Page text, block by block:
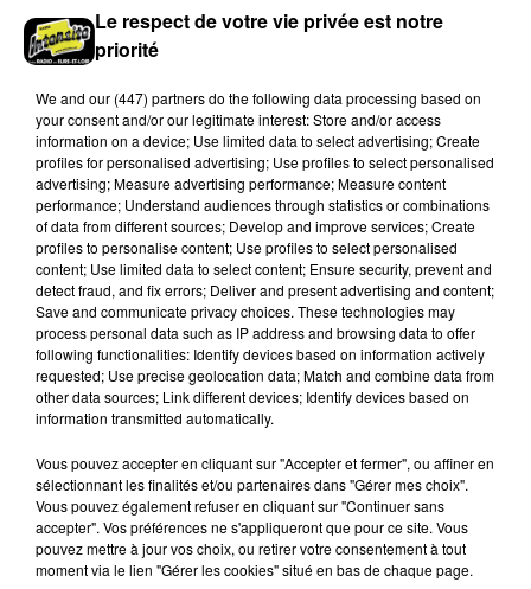
Samedi 25 juillet, plus d'une dizaine de feux de
champs et de sous-bois ont été déclenchés dans le
Grâce...
A LA UNE Voir plus
Loir-et-Cher : un pyromane interpellé grâce
au sang-froid des...
Samedi 25 juillet, plus d'une dizaine de feux de
champs et de sous-bois ont été déclenchés dans le
Le respect de votre vie privée est notre
priorité
We and our (447) partnersdo the following data processing based on
your consent and/or our legitimate interest: Store and/or access
information on a device; Use limited data to select advertising; Create
profiles for personalised advertising; Use profiles to select personalised
advertising; Measure advertising performance; Measure content
performance; Understand audiences through statistics or combinations
of data from different sources; Develop and improve services; Create
profiles to personalise content; Use profiles to select personalised
content; Use limited data to select content; Ensure security, prevent and
detect fraud, and fix errors; Deliver and present advertising and content;
Save and communicate privacy choices. These technologies may
process personal data such as IP address and browsing data to offer
following functionalities: Identify devices based on information actively
requested; Use precise geolocation data; Match and combine data from
other data sources; Link different devices; Identify devices based on
information transmitted automatically.
Vous pouvez accepter en cliquant sur "Accepter et fermer", ou affiner en
sélectionnant les finalités et/ou partenaires dans "Gérer mes choix".
Vous pouvez également refuser en cliquant sur "Continuer sans
accepter". Vos préférences ne s'appliqueront que pour ce site. Vous
pouvez mettre à jour vos choix, ou retirer votre consentement à tout
moment via le lien "Gérer les cookies" situé en bas de chaque page.